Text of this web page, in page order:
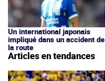
Un international japonais
impliqué dans un accident de
la route
Articles en tendances